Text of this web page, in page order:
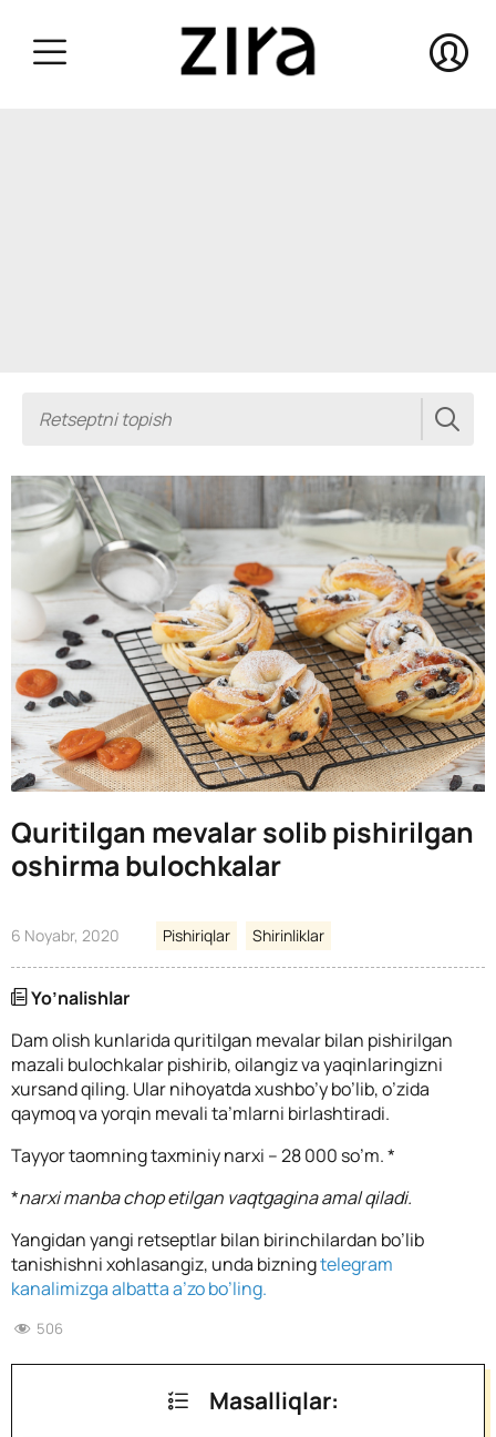
Quritilgan mevalar solib pishirilgan
oshirma bulochkalar
6 Noyabr, 2020 Pishiriqlar Shirinliklar
Yo’nalishlar
Dam olish kunlarida quritilgan mevalar bilan pishirilgan
mazali bulochkalar pishirib, oilangiz va yaqinlaringizni
xursand qiling. Ular nihoyatda xushbo’y bo’lib, o’zida
qaymoq va yorqin mevali ta’mlarni birlashtiradi.
Tayyor taomning taxminiy narxi – 28 000 so’m. *
*narxi manba chop etilgan vaqtgagina amal qiladi.
Yangidan yangi retseptlar bilan birinchilardan bo’lib
tanishishni xohlasangiz, unda bizningtelegram
kanalimizga albatta a’zo bo’ling.
506
Masalliqlar: